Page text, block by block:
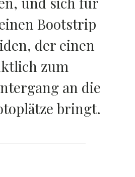
Bootstrip
der einen
zum
an die
bringt.